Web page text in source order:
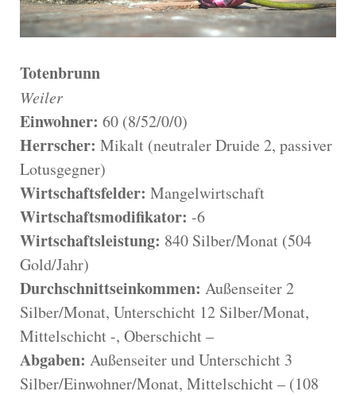
Totenbrunn
Weiler
Einwohner: 60 (8/52/0/0)
Herrscher: Mikalt (neutraler Druide 2, passiver
Lotusgegner)
Wirtschaftsfelder: Mangelwirtschaft
Wirtschaftsmodifikator: -6
Wirtschaftsleistung: 840 Silber/Monat (504
Gold/Jahr)
Durchschnittseinkommen: Außenseiter 2
Silber/Monat, Unterschicht 12 Silber/Monat,
Mittelschicht -, Oberschicht –
Abgaben: Außenseiter und Unterschicht 3
Silber/Einwohner/Monat, Mittelschicht – (108